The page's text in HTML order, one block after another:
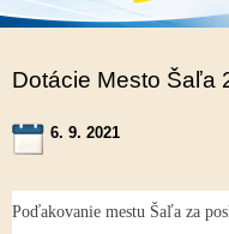
Dotácie Mesto Šaľa
6. 9. 2021
Poďakovanie mestu Šaľa za